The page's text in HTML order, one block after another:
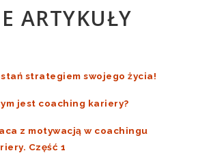
ARTYKUŁY
strategiem swojego życia!
jest coaching kariery?
z motywacją w coachingu
Część 1